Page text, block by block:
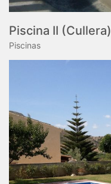
Piscina II (Cullera)
Piscinas